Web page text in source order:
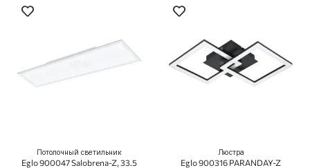
Потолочный светильник
Eglo 900047 Salobrena-Z, 33.5
Люстра
Eglo 900316 PARANDAY-Z